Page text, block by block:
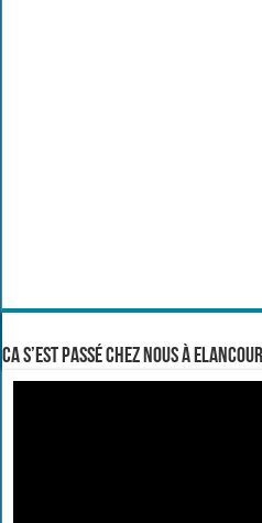
Ca s’est passé chez nous à